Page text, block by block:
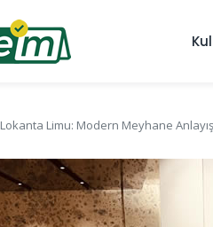
Lokanta Limu: Modern Meyhane